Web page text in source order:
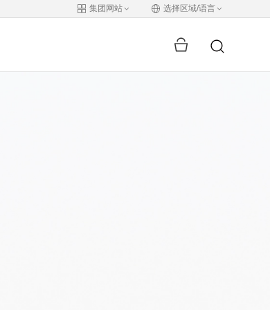
集团网站 选择区域/语言